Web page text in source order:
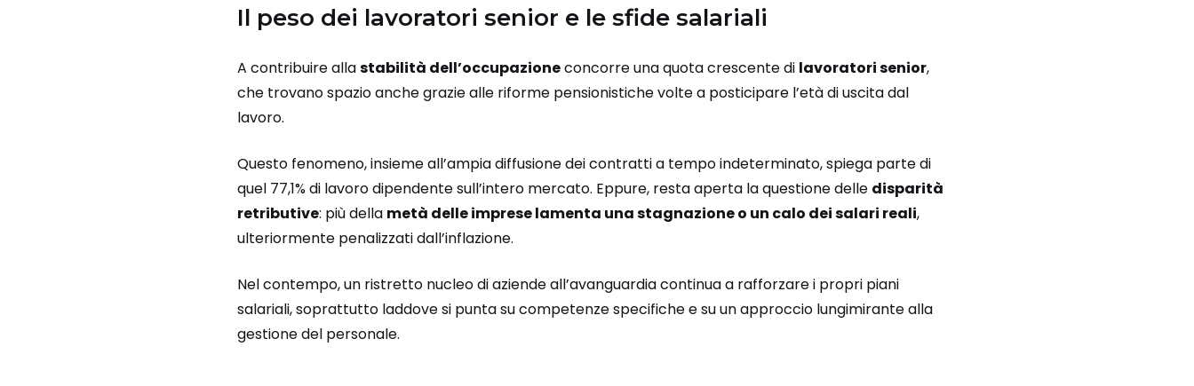
Il peso dei lavoratori senior e le sfide salariali
A contribuire allastabilità dell’occupazioneconcorre una quota crescente di lavoratori senior,
che trovano spazio anche grazie alle riforme pensionistiche volte a posticipare l’età di uscita dal
lavoro.
Questo fenomeno, insieme all’ampia diffusione dei contratti a tempo indeterminato, spiega parte di
quel 77,1% di lavoro dipendente sull’intero mercato. Eppure, resta aperta la questione delle disparità
retributive: più della metà delle imprese lamenta una stagnazione o un calo dei salari reali,
ulteriormente penalizzati dall’inflazione.
Nel contempo, un ristretto nucleo di aziende all’avanguardia continua a rafforzare i propri piani
salariali, soprattutto laddove si punta su competenze specifiche e su un approccio lungimirante alla
gestione del personale.